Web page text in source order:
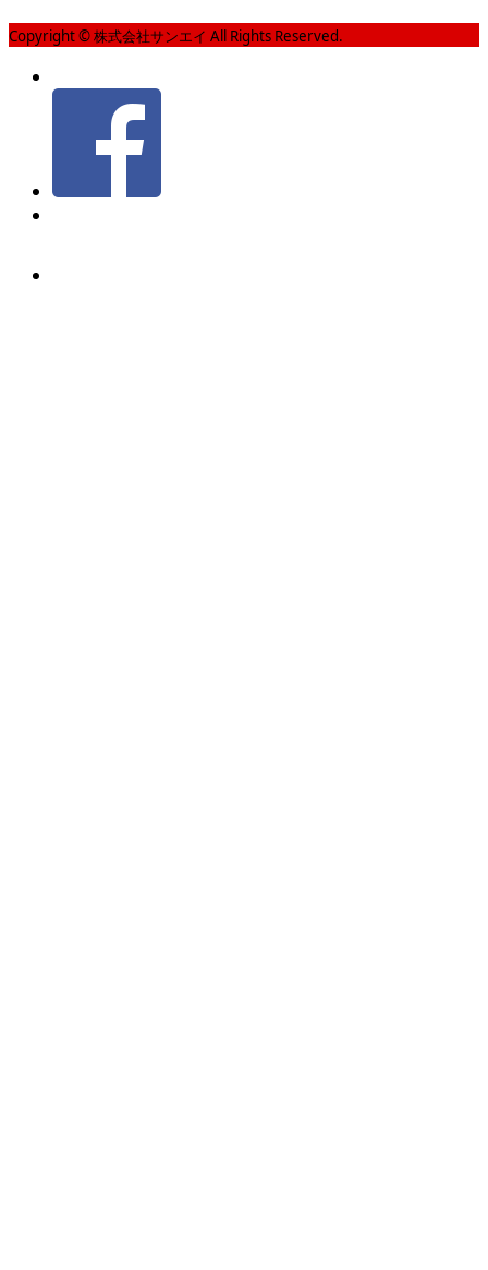
Copyright © 株式会社サンエイ All Rights Reserved.